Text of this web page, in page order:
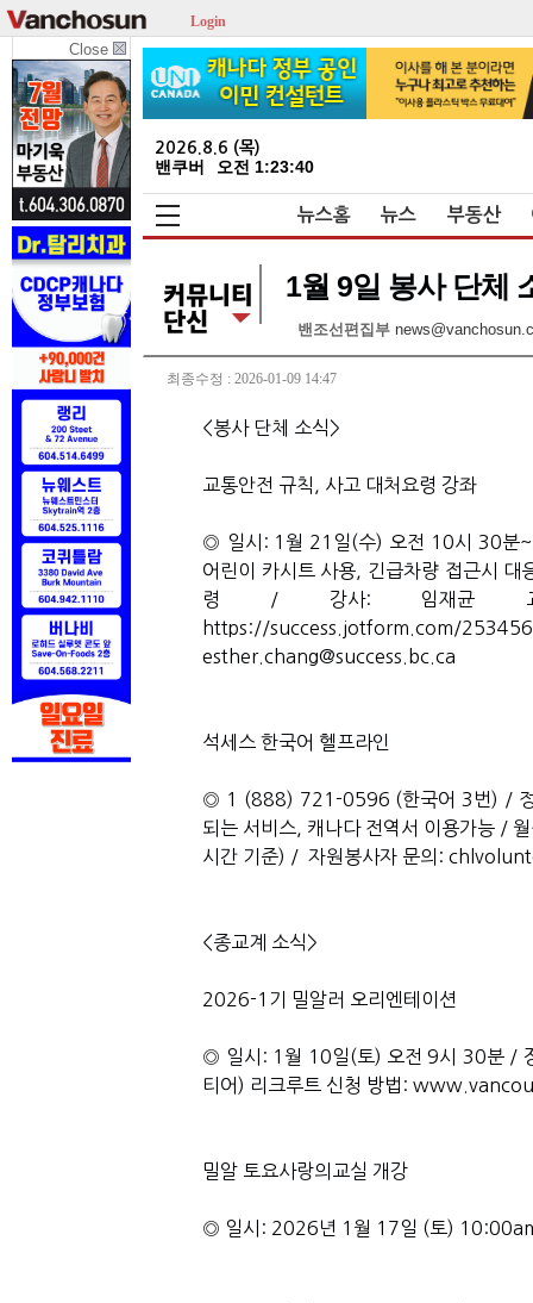
Login
Close
2026.8.6 (목)
밴쿠버 오전 1:23:40
뉴스홈 뉴스 부동산
1월 9일 봉사 단체
밴조선편집부
최종수정 : 2026-01-09 14:47
<봉사 단체 소식>
교통안전 규칙, 사고 대처요령 강좌
◎ 일시: 1월 21일(수) 오전 10시 30분~
어린이 카시트 사용, 긴급차량 접근시
령 / 강사: 임재균 교
https://
esther.chang@success.bc.ca
석세스 한국어 헬프라인
◎ 1 (888) 721-0596 (한국어 3번) / 정
되는 서비스, 캐나다 전역서 이용가능 /
시간 기준) / 자원봉사자 문의:
<종교계 소식>
2026-1기 밀알러 오리엔테이션
◎ 일시: 1월 10일(토) 오전 9시 30분 /
티어) 리크루트 신청 방법:
밀알 토요사랑의교실 개강
◎ 일시: 2026년 1월 17일 (토)